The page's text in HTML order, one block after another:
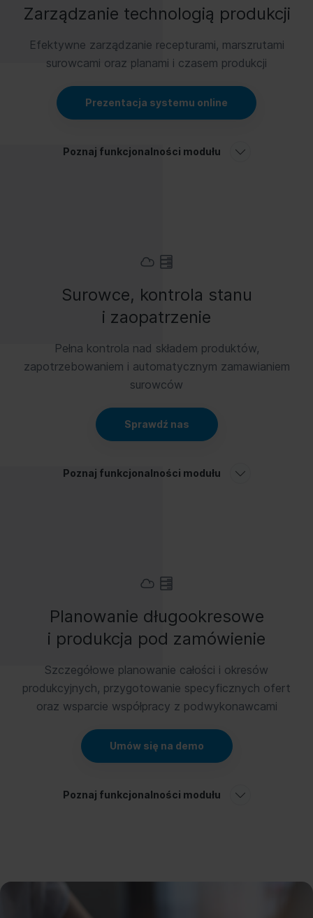
Zarządzanie technologią produkcji
Efektywne zarządzanie recepturami, marszrutami
surowcami oraz planami i czasem produkcji
Prezentacja systemu online
Poznaj funkcjonalności modułu
Surowce, kontrola stanu
i zaopatrzenie
Pełna kontrola nad składem produktów,
zapotrzebowaniem i automatycznym zamawianiem
surowców
Sprawdź nas
Poznaj funkcjonalności modułu
Planowanie długookresowe
i produkcja pod zamówienie
Szczegółowe planowanie całości i okresów
produkcyjnych, przygotowanie specyficznych ofert
oraz wsparcie współpracy z podwykonawcami
Umów się na demo
Poznaj funkcjonalności modułu